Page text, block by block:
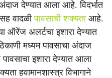
देण्यात आला आहे. विदर्भात
वादळीपावसाची शक्यताआहे.
ऑरेंज अलर्टचा इशारा देण्यात
मध्यम पावसाचा अंदाज
इशारा देण्यात आला
हवामानशास्त्र विभागाने